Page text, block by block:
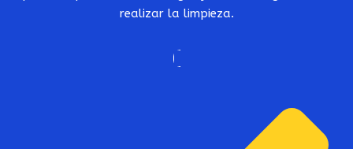
realizar la limpieza.